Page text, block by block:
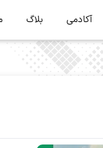
آکادمی بلاگ